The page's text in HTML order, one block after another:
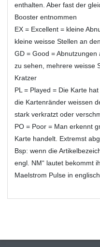
enthalten. Aber fast der
Booster entnommen
EX = Excellent = kleine
kleine weisse Stellen an
GD = Good =
zu sehen, mehrere weisse
Kratzer
PL = Played = Die Karte
die Kartenränder weissen
stark verkratzt oder
PO = Poor = Man erkennt
Karte handelt. Extremst
Bsp: wenn die
engl. NM“ lautet bekommt
Maelstrom Pulse in